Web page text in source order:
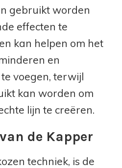
gebruikt worden
effecten te
kan helpen om het
en
voegen, terwijl
kan worden om
lijn te creëren.
de Kapper
techniek, is de